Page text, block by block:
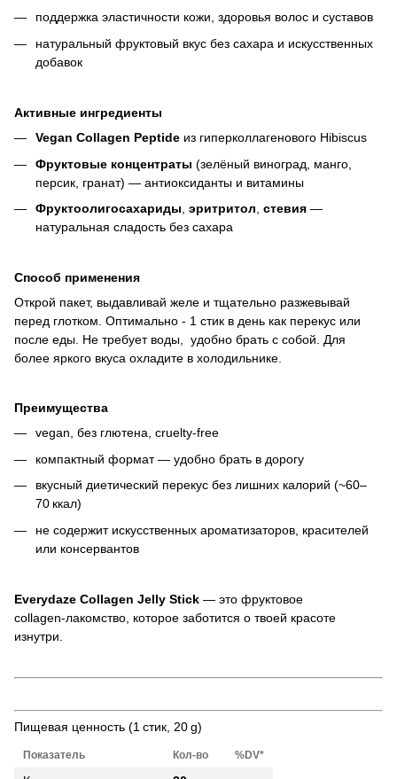
поддержка эластичности кожи, здоровья волос и суставов
натуральный фруктовый вкус без сахара и искусственных
добавок
Активные ингредиенты
Vegan Collagen Peptide из гиперколлагенового Hibiscus
Фруктовые концентраты (зелёный виноград, манго,
персик, гранат) — антиоксиданты и витамины
Фруктоолигосахариды эритритол стевия —
натуральная сладость без сахара
Способ применения
Открой пакет, выдавливай желе и тщательно разжевывай
перед глотком. Оптимально - 1 стик в день как перекус или
после еды. Не требует воды, удобно брать с собой. Для
более яркого вкуса охладите в холодильнике.
Преимущества
vegan, без глютена, cruelty‑free
компактный формат — удобно брать в дорогу
вкусный диетический перекус без лишних калорий (~60–
70 ккал)
не содержит искусственных ароматизаторов, красителей
или консервантов
Everydaze Collagen Jelly Stick — это фруктовое
collagen‑лакомство, которое заботится о твоей красоте
изнутри.
Пищевая ценность (1 стик, 20 g)
Показатель Кол‑во %DV*